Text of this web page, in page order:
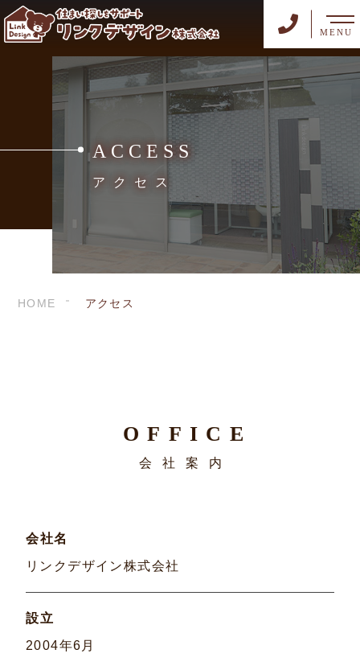
MENU
ACCESS
アクセス
HOME アクセス
OFFICE
会社案内
会社名
リンクデザイン株式会社
設立
2004年6月